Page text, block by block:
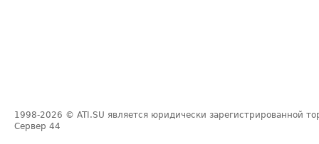
1998-2026 © ATI.SU является юридически зарегистрированной
Сервер 44